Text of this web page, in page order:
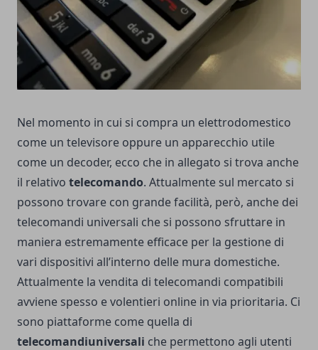
Nel momento in cui si compra un elettrodomestico
come un televisore oppure un apparecchio utile
come un decoder, ecco che in allegato si trova anche
il relativo telecomando. Attualmente sul mercato si
possono trovare con grande facilità, però, anche dei
telecomandi universali che si possono sfruttare in
maniera estremamente efficace per la gestione di
vari dispositivi all’interno delle mura domestiche.
Attualmente la vendita di telecomandi compatibili
avviene spesso e volentieri online in via prioritaria. Ci
sono piattaforme come quella di
telecomandiuniversali che permettono agli utenti